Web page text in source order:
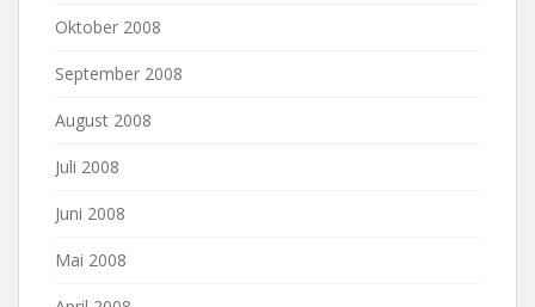
Oktober 2008
September 2008
August 2008
Juli 2008
Juni 2008
Mai 2008